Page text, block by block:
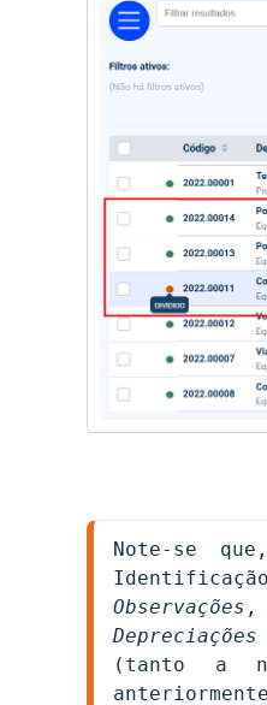
Note-se
Observações
Depreciações
(tanto a